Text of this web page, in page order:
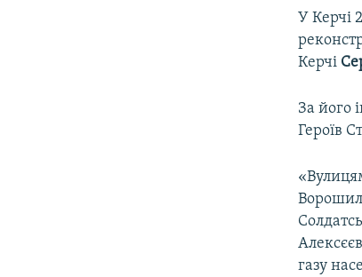
У Керчі
Керчі
За його
Героїв
газу